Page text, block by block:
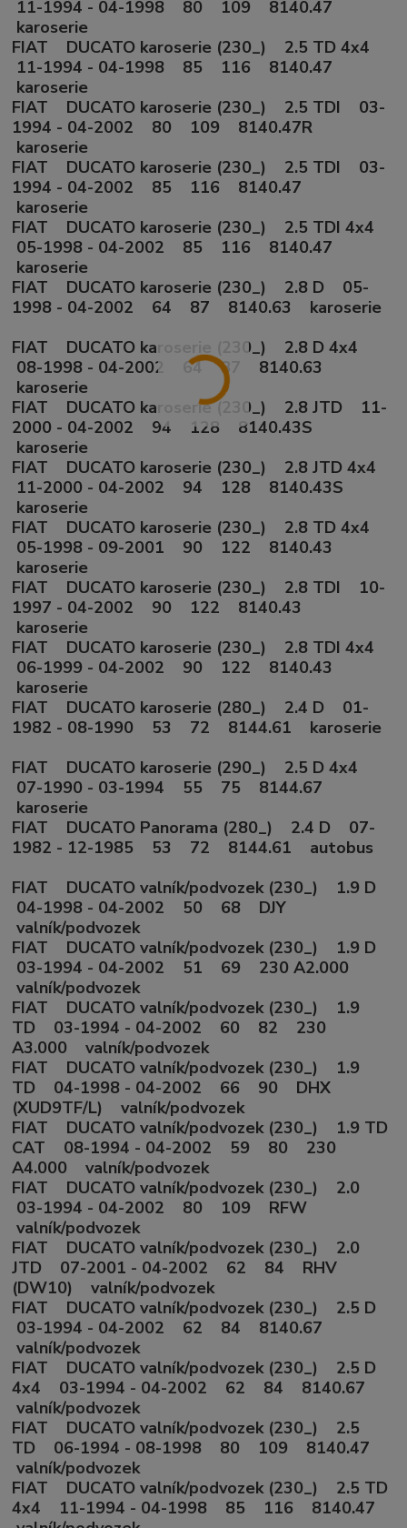
11-1994 - 04-1998 80 109 8140.47
karoserie
FIAT DUCATO karoserie (230_) 2.5 TD 4x4
11-1994 - 04-1998 85 116 8140.47
karoserie
FIAT DUCATO karoserie (230_) 2.5 TDI 03-
1994 - 04-2002 80 109 8140.47R
karoserie
FIAT DUCATO karoserie (230_) 2.5 TDI 03-
1994 - 04-2002 85 116 8140.47
karoserie
FIAT DUCATO karoserie (230_) 2.5 TDI 4x4
05-1998 - 04-2002 85 116 8140.47
karoserie
FIAT DUCATO karoserie (230_) 2.8 D 05-
1998 - 04-2002 64 87 8140.63 karoserie
FIAT DUCATO karoserie (230_) 2.8 D 4x4
08-1998 - 04-2002 64 87 8140.63
karoserie
FIAT DUCATO karoserie (230_) 2.8 JTD 11-
2000 - 04-2002 94 128 8140.43S
karoserie
FIAT DUCATO karoserie (230_) 2.8 JTD 4x4
11-2000 - 04-2002 94 128 8140.43S
karoserie
FIAT DUCATO karoserie (230_) 2.8 TD 4x4
05-1998 - 09-2001 90 122 8140.43
karoserie
FIAT DUCATO karoserie (230_) 2.8 TDI 10-
1997 - 04-2002 90 122 8140.43
karoserie
FIAT DUCATO karoserie (230_) 2.8 TDI 4x4
06-1999 - 04-2002 90 122 8140.43
karoserie
FIAT DUCATO karoserie (280_) 2.4 D 01-
1982 - 08-1990 53 72 8144.61 karoserie
FIAT DUCATO karoserie (290_) 2.5 D 4x4
07-1990 - 03-1994 55 75 8144.67
karoserie
FIAT DUCATO Panorama (280_) 2.4 D 07-
1982 - 12-1985 53 72 8144.61 autobus
FIAT DUCATO valník/podvozek (230_) 1.9 D
04-1998 - 04-2002 50 68 DJY
valník/podvozek
FIAT DUCATO valník/podvozek (230_) 1.9 D
03-1994 - 04-2002 51 69 230 A2.000
valník/podvozek
FIAT DUCATO valník/podvozek (230_) 1.9
TD 03-1994 - 04-2002 60 82 230
A3.000 valník/podvozek
FIAT DUCATO valník/podvozek (230_) 1.9
TD 04-1998 - 04-2002 66 90 DHX
(XUD9TF/L) valník/podvozek
FIAT DUCATO valník/podvozek (230_) 1.9 TD
CAT 08-1994 - 04-2002 59 80 230
A4.000 valník/podvozek
FIAT DUCATO valník/podvozek (230_) 2.0
03-1994 - 04-2002 80 109 RFW
valník/podvozek
FIAT DUCATO valník/podvozek (230_) 2.0
JTD 07-2001 - 04-2002 62 84 RHV
(DW10) valník/podvozek
FIAT DUCATO valník/podvozek (230_) 2.5 D
03-1994 - 04-2002 62 84 8140.67
valník/podvozek
FIAT DUCATO valník/podvozek (230_) 2.5 D
4x4 03-1994 - 04-2002 62 84 8140.67
valník/podvozek
FIAT DUCATO valník/podvozek (230_) 2.5
TD 06-1994 - 08-1998 80 109 8140.47
valník/podvozek
FIAT DUCATO valník/podvozek (230_) 2.5 TD
4x4 11-1994 - 04-1998 85 116 8140.47